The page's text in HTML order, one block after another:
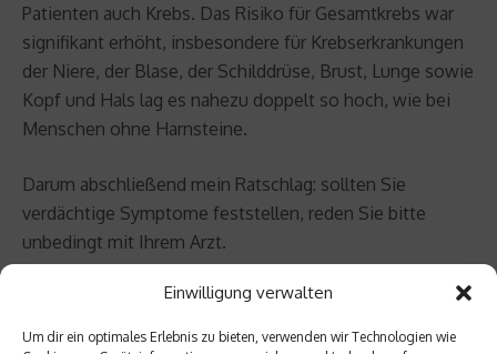
Einwilligung verwalten
Um dir ein optimales Erlebnis zu bieten, verwenden wir Technologien wie
Patienten auch Krebs. Das Risiko für Gesamtkrebs war
signifikant erhöht, insbesondere für Krebserkrankungen
der Niere, der Blase, der Schilddrüse, Brust, Lunge sowie
Kopf und Hals lag es nahezu doppelt so hoch, wie bei
Menschen ohne Harnsteine.
Darum abschließend mein Ratschlag: sollten Sie
verdächtige Symptome feststellen, reden Sie bitte
unbedingt mit Ihrem Arzt.